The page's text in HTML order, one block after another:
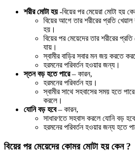
শরীর মোটা হয়-বিয়ের পর মেয়েরা মোটা হয়
বিয়ের আগে তার শরীরের প্রতি খেয়াল
হয়।
বিয়ের পর মেয়েদের তার শরীরের
যায়।
স্বামীর বাড়ির সবার মন জয় করতে
হরমনের পরিবর্তন হওয়ার জন্য।
স্তন বড় হতে পারে– কারন,
হরমনের পরিবর্তন হয়।
স্বামীর সাথে সহবাসের সময় হতে
করলে।
যোনি বড় হবে– কারন,
সাধারণতে সহবাস করলে যোনি বড়
হরমনের পরিবর্তন হওয়ার জন্য হতে
বিয়ের পর মেয়েদের কোমর মোটা হয় কেন ?